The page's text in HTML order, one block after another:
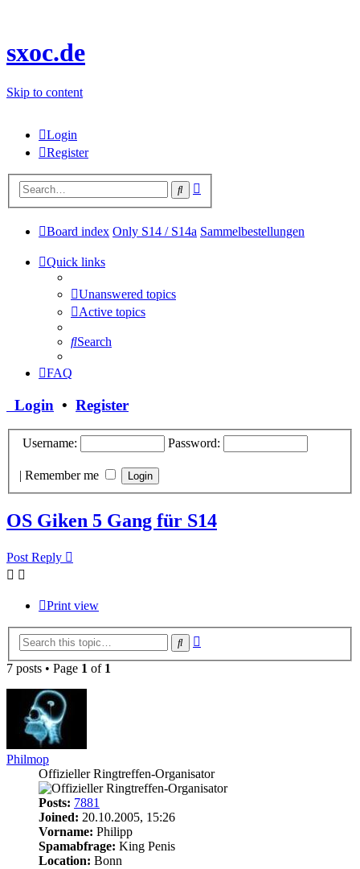
sxoc.de
Skip to content
Login
Register
Search
Board index Only S14 / S14a Sammelbestellungen
Quick links
Unanswered topics
Active topics
Search
FAQ
Login • Register
Username: Password:
| Remember me
OS Giken 5 Gang für S14
Post Reply
Print view
Search
7 posts • Page 1 of 1
Philmop
Offizieller Ringtreffen-Organisator
Posts: 7881
Joined: 20.10.2005, 15:26
Vorname: Philipp
Spamabfrage: King Penis
Location: Bonn